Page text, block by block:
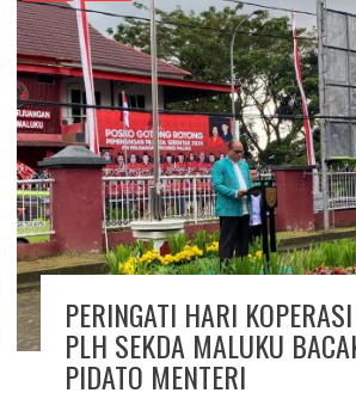
PERINGATI HARI
PLH SEKDA MALUKU
PIDATO MENTERI